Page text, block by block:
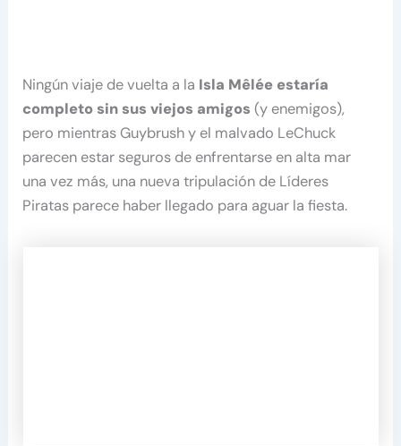
Ningún viaje de vuelta a la Isla Mêlée estaría
completo sin sus viejos amigos (y enemigos),
pero mientras Guybrush y el malvado LeChuck
parecen estar seguros de enfrentarse en alta mar
una vez más, una nueva tripulación de Líderes
Piratas parece haber llegado para aguar la fiesta.